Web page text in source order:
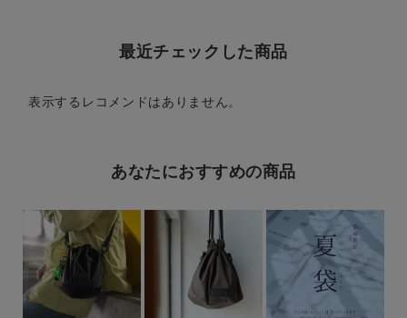
最近チェックした商品
表示するレコメンドはありません。
あなたにおすすめの商品